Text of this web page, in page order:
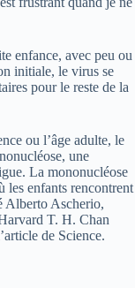
enfance, avec peu ou
initiale, le virus se
pour le reste de la
ou l’âge adulte, le
une
La mononucléose
les enfants rencontrent
Alberto Ascherio,
T. H. Chan
de Science.